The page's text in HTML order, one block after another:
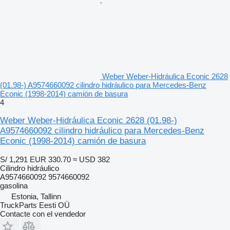
Weber Weber-Hidráulica Econic 2628
(01.98-) A9574660092 cilindro hidráulico para Mercedes-Benz
Econic (1998-2014) camión de basura
4
Weber Weber-Hidráulica Econic 2628 (01.98-)
A9574660092 cilindro hidráulico para Mercedes-Benz
Econic (1998-2014) camión de basura
S/ 1,291 EUR 330.70 ≈ USD 382
Cilindro hidráulico
A9574660092 9574660092
gasolina
Estonia, Tallinn
TruckParts Eesti OÜ
Contacte con el vendedor